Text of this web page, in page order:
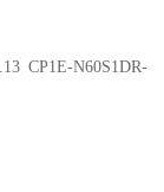
CP1E-N60S1DR-